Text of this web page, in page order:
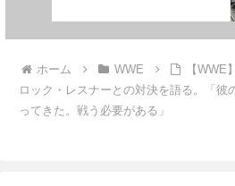
して…」
ホーム WWE
【
ロック・レスナーとの対決を語る。「彼
ってきた。戦う必要がある」